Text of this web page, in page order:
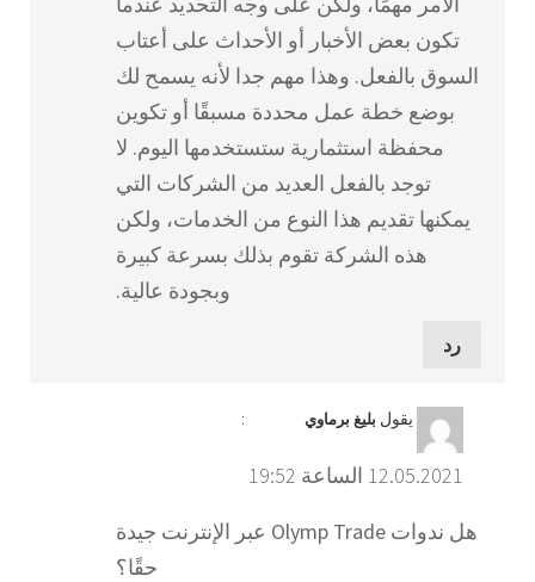
تكون بعض الأخبار أو الأحداث على أعتاب
السوق بالفعل. وهذا مهم جدا لأنه يسمح لك
بوضع خطة عمل محددة مسبقًا أو تكوين
محفظة استثمارية ستستخدمها اليوم. لا
توجد بالفعل العديد من الشركات التي
يمكنها تقديم هذا النوع من الخدمات، ولكن
هذه الشركة تقوم بذلك بسرعة كبيرة
وبجودة عالية.
رد
يقول بليغ برماوي :
12.05.2021 الساعة 19:52
هل ندوات Olymp Trade عبر الإنترنت جيدة
حقًا؟